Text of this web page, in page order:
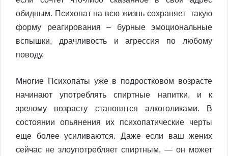
обидным. Психопат на всю жизнь сохраняет такую
форму реагирования – бурные эмоциональные
вспышки, драчливость и агрессия по любому
поводу.
Многие Психопаты уже в подростковом возрасте
начинают употреблять спиртные напитки, и к
зрелому возрасту становятся алкоголиками. В
состоянии опьянения их психопатические черты
еще более усиливаются. Даже если ваш жених
сейчас не злоупотребляет спиртным, — он может